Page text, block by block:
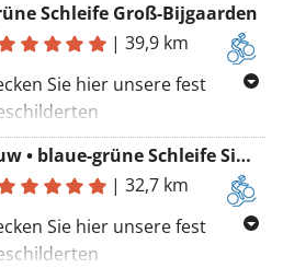
Schleife Groß-Bijgaarden
|39,9 km
Sie hier unsere fest
Diese
sportlich
Routen sind
mit Blick auf die
geplant!
MTB Sint-Pieters-Leeuw • blaue-grüne Schleife Sint-Pieters-Leeuw
|32,7 km
Sie hier unsere fest